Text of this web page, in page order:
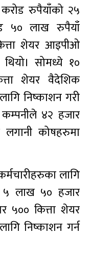
रुपैयाँको २५
५० लाख रुपैयाँ
शेयर आइपीओ
सोमध्ये १०
शेयर वैदेशिक
निष्काशन गरी
४२ हजार
कोषहरुमा
लागि
५ लाख ५० हजार
५०० कित्ता शेयर
निष्काशन गर्न